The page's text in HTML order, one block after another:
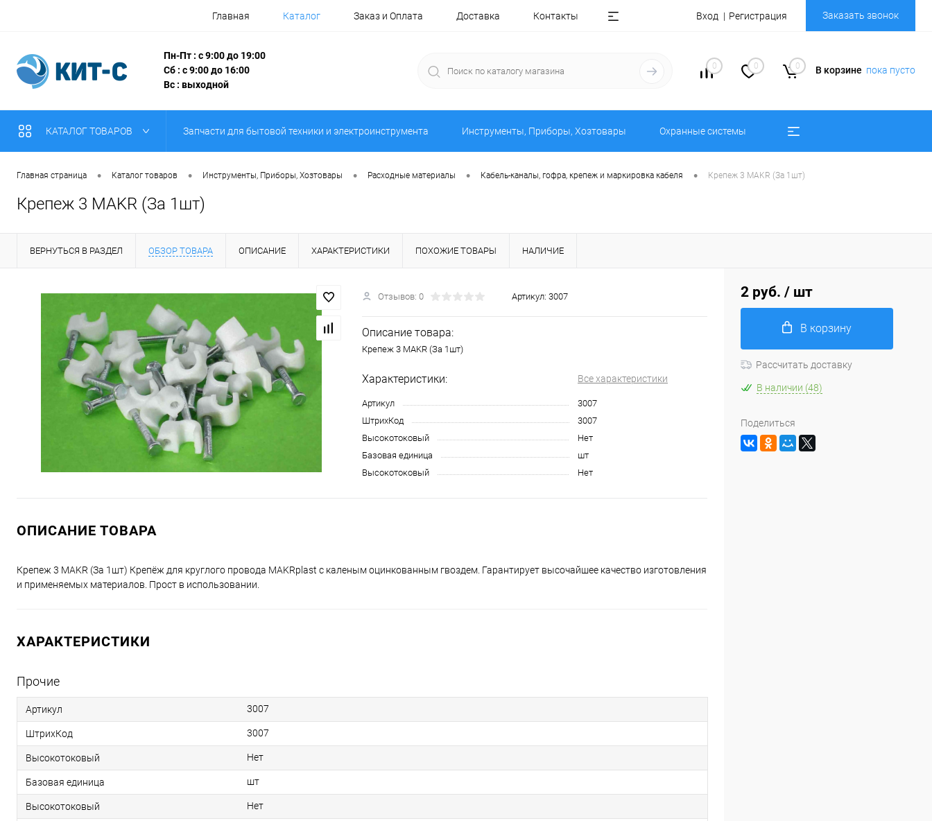
Главная Каталог Заказ и Оплата Доставка Контакты Вход Регистрация Заказать звонок
Пн-Пт : с 9:00 до 19:00
Сб : с 9:00 до 16:00
Вс : выходной
0 0 0 В корзине пока пусто
КАТАЛОГ ТОВАРОВ Запчасти для бытовой техники и электроинструмента Инструменты, Приборы, Хозтовары Охранные системы
Главная страница • Каталог товаров • Инструменты, Приборы, Хозтовары • Расходные материалы • Кабель-каналы, гофра, крепеж и маркировка кабеля • Крепеж 3 MAKR (За 1шт)
Крепеж 3 MAKR (За 1шт)
ВЕРНУТЬСЯ В РАЗДЕЛ ОБЗОР ТОВАРА ОПИСАНИЕ ХАРАКТЕРИСТИКИ ПОХОЖИЕ ТОВАРЫ НАЛИЧИЕ
Отзывов: 0 Артикул: 3007
Описание товара:
Крепеж 3 MAKR (За 1шт)
Характеристики: Все характеристики
Артикул
3007
ШтрихКод
3007
Высокотоковый
Нет
Базовая единица
шт
Высокотоковый
Нет
ОПИСАНИЕ ТОВАРА
Крепеж 3 MAKR (За 1шт) Крепёж для круглого провода MAKRplast с каленым оцинкованным гвоздем. Гарантирует высочайшее качество изготовления
и применяемых материалов. Прост в использовании.
ХАРАКТЕРИСТИКИ
Прочие
Артикул 3007
ШтрихКод 3007
Высокотоковый Нет
Базовая единица шт
Высокотоковый Нет
2 руб. / шт
В корзину
Рассчитать доставку
В наличии (48)
Поделиться